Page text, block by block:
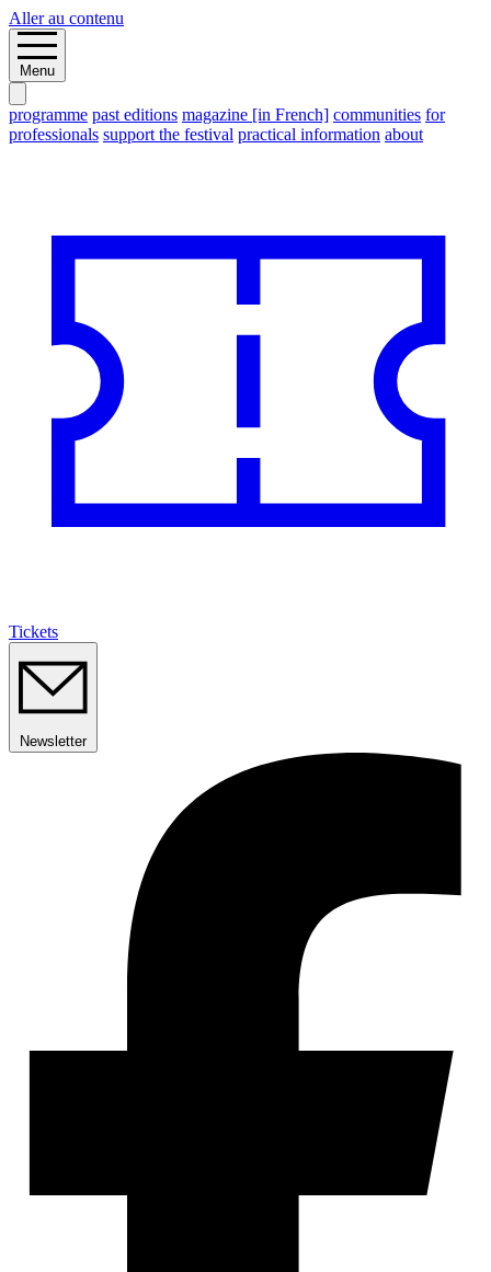
Aller au contenu
Menu
programme past editions magazine [in French] communities for
professionals support the festival practical information about
Tickets
Newsletter